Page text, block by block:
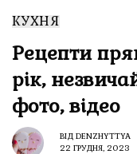
КУХНЯ
Рецепти
рік,
фото, відео
ВІД DENZHYTTYA
22 ГРУДНЯ, 2023